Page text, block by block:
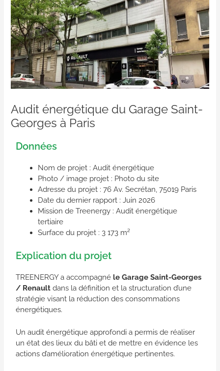
Audit énergétique du Garage Saint-
Georges à Paris
Données
Nom de projet : Audit énergétique
Photo / image projet : Photo du site
Adresse du projet : 76 Av. Secrétan, 75019 Paris
Date du dernier rapport : Juin 2026
Mission de Treenergy : Audit énergétique
tertiaire
Surface du projet : 3 173 m²
Explication du projet
TREENERGY a accompagné le Garage Saint-Georges
/ Renault dans la définition et la structuration d’une
stratégie visant la réduction des consommations
énergétiques.
Un audit énergétique approfondi a permis de réaliser
un état des lieux du bâti et de mettre en évidence les
actions d’amélioration énergétique pertinentes.